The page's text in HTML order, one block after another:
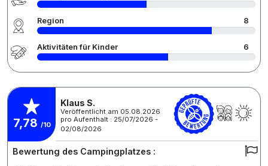
Region 8
Aktivitäten für Kinder 6
7,78 /10
Klaus S.
Veröffentlicht am 05.08.2026
pro Aufenthalt : 25/07/2026 -
02/08/2026
Bewertung des Campingplatzes :